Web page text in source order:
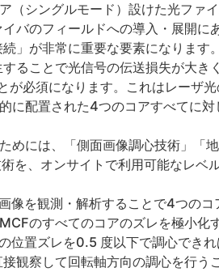
（シングルモード）設けた光ファ
バのフィールドへの導入・展開に
」が非常に重要な要素になります
ることで光信号の伝送損失が大き
必須になります。これはレーザ
に配置された4つのコアすべてに対
めには、「側面画像調心技術」「
、オンサイトで利用可能なレベ
を観測・解析することで4つのコ
のすべてのコアのズレを極小化
位置ズレを0.5 度以下で調心でき
観察して回転軸方向の調心を行う